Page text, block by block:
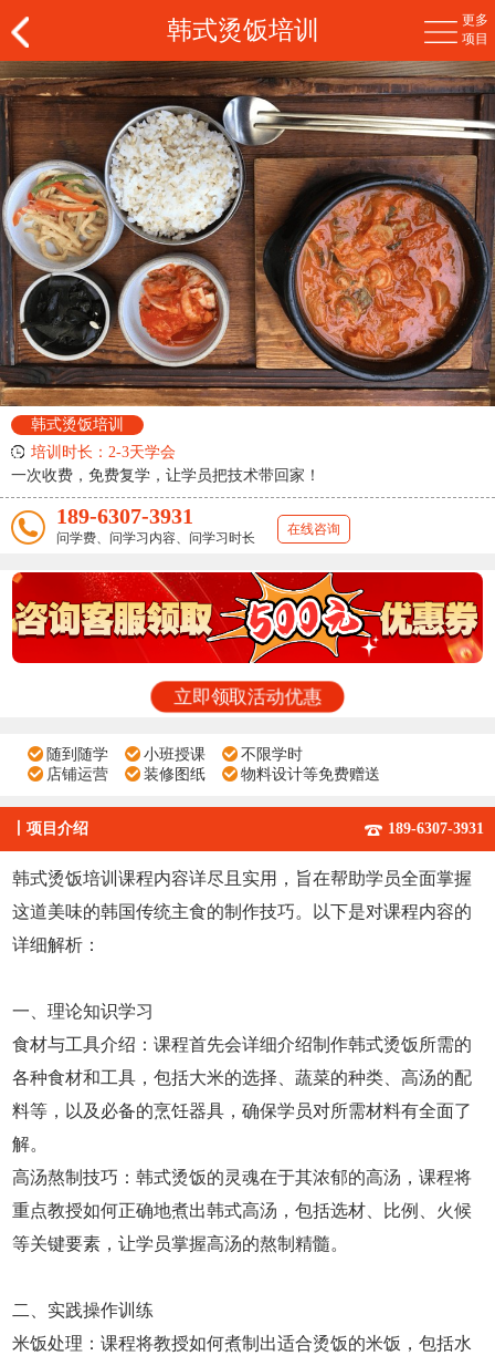
韩式烫饭培训
更多
项目
韩式烫饭培训
培训时长：2-3天学会
一次收费，免费复学，让学员把技术带回家！
189-6307-3931
问学费、问学习内容、问学习时长
在线咨询
立即领取活动优惠
随到随学 小班授课
不限学时
店铺运营
装修图纸 物料设计等免费赠送
项目介绍 189-6307-3931
韩式烫饭培训课程内容详尽且实用，旨在帮助学员全面掌握
这道美味的韩国传统主食的制作技巧。以下是对课程内容的
详细解析：
一、理论知识学习
食材与工具介绍：课程首先会详细介绍制作韩式烫饭所需的
各种食材和工具，包括大米的选择、蔬菜的种类、高汤的配
料等，以及必备的烹饪器具，确保学员对所需材料有全面了
解。
高汤熬制技巧：韩式烫饭的灵魂在于其浓郁的高汤，课程将
重点教授如何正确地煮出韩式高汤，包括选材、比例、火候
等关键要素，让学员掌握高汤的熬制精髓。
二、实践操作训练
米饭处理：课程将教授如何煮制出适合烫饭的米饭，包括水